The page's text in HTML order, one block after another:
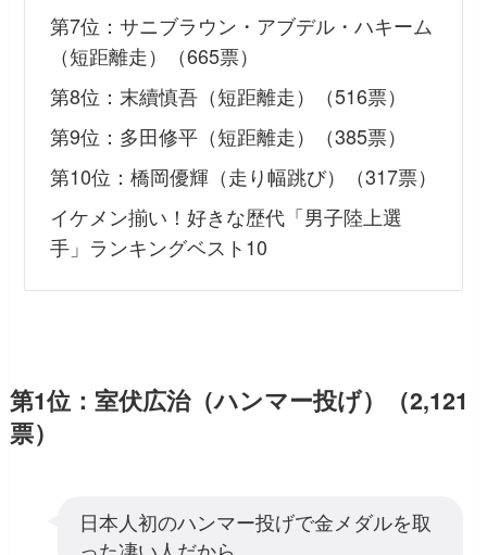
第7位：サニブラウン・アブデル・ハキーム
（短距離走）（665票）
第8位：末續慎吾（短距離走）（516票）
第9位：多田修平（短距離走）（385票）
第10位：橋岡優輝（走り幅跳び）（317票）
イケメン揃い！好きな歴代「男子陸上選
手」ランキングベスト10
第1位：室伏広治（ハンマー投げ）（2,121
票）
日本人初のハンマー投げで金メダルを取